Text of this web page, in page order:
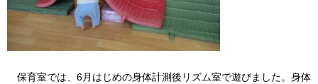
保育室では、6月はじめの身体計測後リズム室で遊びました。身体